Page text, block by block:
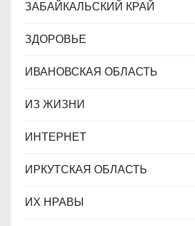
ЗАБАЙКАЛЬСКИЙ КРАЙ
ЗДОРОВЬЕ
ИВАНОВСКАЯ ОБЛАСТЬ
ИЗ ЖИЗНИ
ИНТЕРНЕТ
ИРКУТСКАЯ ОБЛАСТЬ
ИХ НРАВЫ